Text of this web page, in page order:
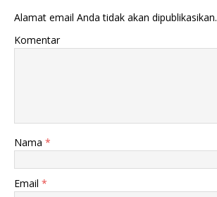
Alamat email Anda tidak akan dipublikasikan.
Komentar
Nama *
Email *